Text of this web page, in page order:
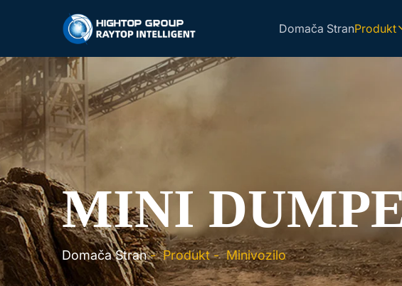
Domača StranProdukt
MINI
Domača Stran-Produkt-Minivozilo